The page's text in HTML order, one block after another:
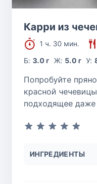
Карри из
1 ч. 30 мин.
Б:3.0 г Ж: 5.0 г У:
Попробуйте
красной
подходящее даже
ИНГРЕДИЕНТЫ